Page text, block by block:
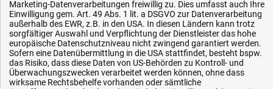
Karriere
OEM-Ersatzteile
Technik-Hilfe
Downloads
Kontakt
Marketing-Datenverarbeitungen freiwillig zu. Dies umfasst auch Ihre
Einwilligung gem. Art. 49 Abs. 1 lit. a DSGVO zur Datenverarbeitung
außerhalb des EWR, z.B. in den USA. In diesen Ländern kann trotz
sorgfältiger Auswahl und Verpflichtung der Dienstleister das hohe
europäische Datenschutzniveau nicht zwingend garantiert werden.
Sofern eine Datenübermittlung in die USA stattfindet, besteht bspw.
das Risiko, dass diese Daten von US-Behörden zu Kontroll- und
Überwachungszwecken verarbeitet werden können, ohne dass
wirksame Rechtsbehelfe vorhanden oder sämtliche